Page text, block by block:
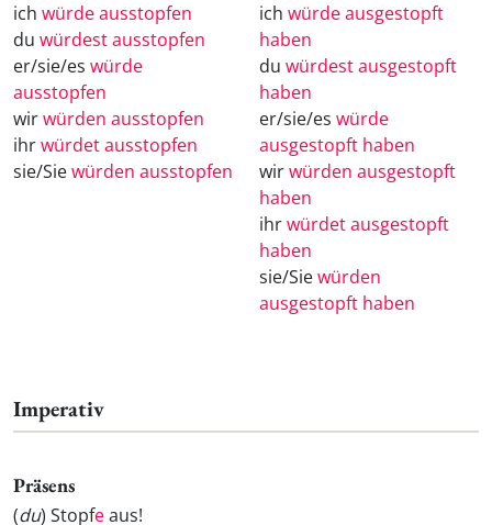
ich würde ausstopfen
du würdest ausstopfen
er/sie/es würde
ausstopfen
wirwürden ausstopfen
ihrwürdet ausstopfen
sie/Siewürden ausstopfen
ich würde ausgestopft
haben
du würdest ausgestopft
haben
er/sie/es würde
ausgestopft haben
wirwürden ausgestopft
haben
ihrwürdet ausgestopft
haben
sie/Siewürden
ausgestopft haben
Imperativ
Präsens
(du) Stopfeaus!